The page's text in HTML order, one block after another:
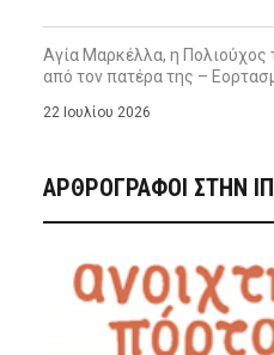
Αγία Μαρκέλλα, η Πολιούχος
από τον πατέρα της –
22 Ιουλίου 2026
ΑΡΘΡΟΓΡΑΦΟΙ ΣΤΗΝ